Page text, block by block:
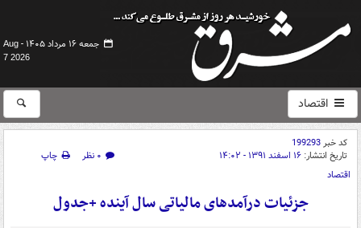
جمعه ۱۶ مرداد ۱۴۰۵ -
Aug
7 2026
اقتصاد
کد خبر199293
تاریخ انتشار: ۱۶ اسفند ۱۳۹۱ - ۱۴:۰۲ ۰ نظر
چاپ
اقتصاد
جزئیات درآمدهای مالیاتی سال آینده +جدول